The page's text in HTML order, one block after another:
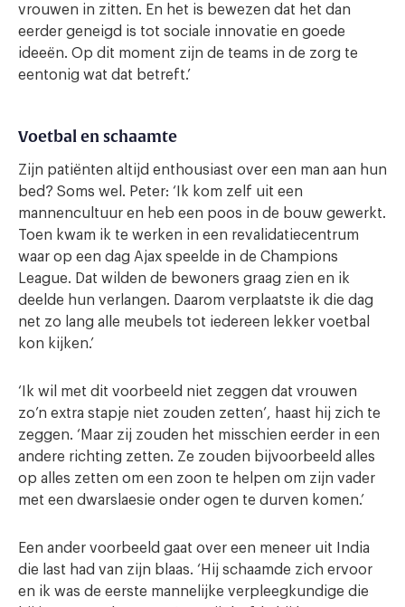
vrouwen in zitten. En het is bewezen dat het dan
eerder geneigd is tot sociale innovatie en goede
ideeën. Op dit moment zijn de teams in de zorg te
eentonig wat dat betreft.’
Voetbal en schaamte
Zijn patiënten altijd enthousiast over een man aan hun
bed? Soms wel. Peter: ‘Ik kom zelf uit een
mannencultuur en heb een poos in de bouw gewerkt.
Toen kwam ik te werken in een revalidatiecentrum
waar op een dag Ajax speelde in de Champions
League. Dat wilden de bewoners graag zien en ik
deelde hun verlangen. Daarom verplaatste ik die dag
net zo lang alle meubels tot iedereen lekker voetbal
kon kijken.’
‘Ik wil met dit voorbeeld niet zeggen dat vrouwen
zo’n extra stapje niet zouden zetten’, haast hij zich te
zeggen. ‘Maar zij zouden het misschien eerder in een
andere richting zetten. Ze zouden bijvoorbeeld alles
op alles zetten om een zoon te helpen om zijn vader
met een dwarslaesie onder ogen te durven komen.’
Een ander voorbeeld gaat over een meneer uit India
die last had van zijn blaas. ‘Hij schaamde zich ervoor
en ik was de eerste mannelijke verpleegkundige die